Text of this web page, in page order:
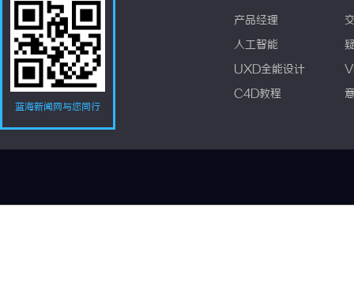
蓝海新闻网与您同行
产品经理
人工智能
UXD全能设计
C4D教程